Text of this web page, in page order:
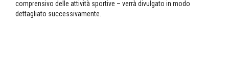
comprensivo delle attività sportive – verrà divulgato in modo
dettagliato successivamente.